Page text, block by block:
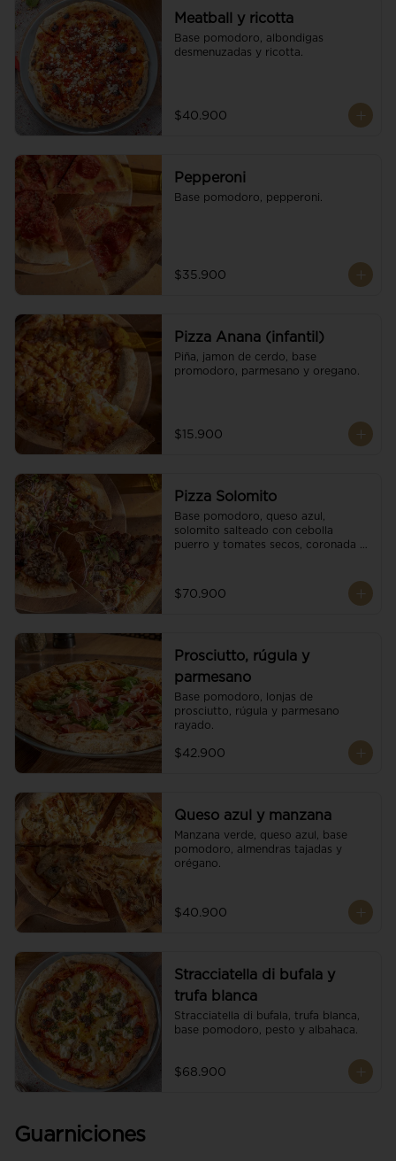
Meatball y ricotta
Base pomodoro, albondigas
desmenuzadas y ricotta.
$40.900
Pepperoni
Base pomodoro, pepperoni.
$35.900
Pizza Anana (infantil)
Piña, jamon de cerdo, base
promodoro, parmesano y oregano.
$15.900
Pizza Solomito
Base pomodoro, queso azul,
solomito salteado con cebolla
puerro y tomates secos, coronada
$70.900
Prosciutto, rúgula y
parmesano
Base pomodoro, lonjas de
prosciutto, rúgula y parmesano
rayado.
$42.900
Queso azul y manzana
Manzana verde, queso azul, base
pomodoro, almendras tajadas y
orégano.
$40.900
Stracciatella di bufala y
trufa blanca
Stracciatella di bufala, trufa blanca,
base pomodoro, pesto y albahaca.
$68.900
Guarniciones